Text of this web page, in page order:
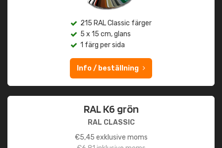
215 RAL Classic färger
5 x 15 cm, glans
1 färg per sida
Info / beställning
RAL K6 grön
RAL CLASSIC
€5,45 exklusive moms